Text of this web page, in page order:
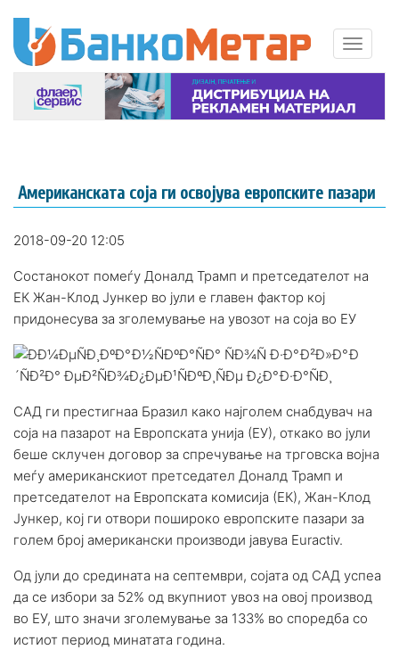
Американската соја ги освојува европските пазари
2018-09-20 12:05
Состанокот помеѓу Доналд Трамп и претседателот на
ЕК Жан-Клод Јункер во јули е главен фактор кој
придонесува за зголемување на увозот на соја во ЕУ
САД ги престигнаа Бразил како најголем снабдувач на
соја на пазарот на Европската унија (ЕУ), откако во јули
беше склучен договор за спречување на трговска војна
меѓу американскиот претседател Доналд Трамп и
претседателот на Европската комисија (ЕК), Жан-Клод
Јункер, кој ги отвори пошироко европските пазари за
голем број американски производи јавува Euractiv.
Од јули до средината на септември, сојата од САД успеа
да се избори за 52% од вкупниот увоз на овој производ
во ЕУ, што значи зголемување за 133% во споредба со
истиот период минатата година.